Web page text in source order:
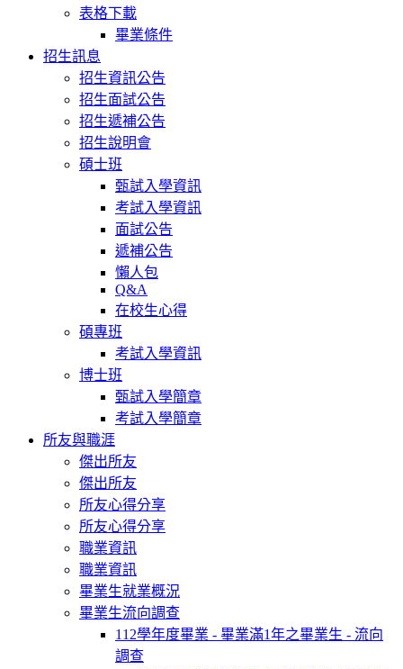
表格下載
畢業條件
招生訊息
招生資訊公告
招生面試公告
招生遞補公告
招生說明會
碩士班
甄試入學資訊
考試入學資訊
面試公告
遞補公告
懶人包
Q&A
在校生心得
碩專班
考試入學資訊
博士班
甄試入學簡章
考試入學簡章
所友與職涯
傑出所友
傑出所友
所友心得分享
所友心得分享
職業資訊
職業資訊
畢業生就業概況
畢業生流向調查
112學年度畢業 - 畢業滿1年之畢業生 - 流向
調查